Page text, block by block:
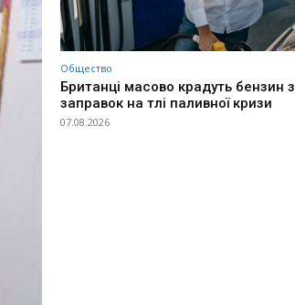
Общество
Британці масово крадуть бензин з
заправок на тлі паливної кризи
07.08.2026